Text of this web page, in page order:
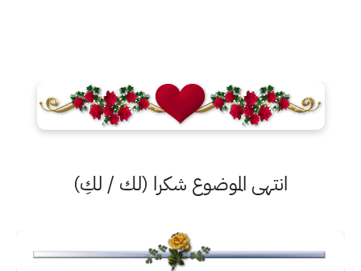
انتهى الموضوع شكرا (لك / لكِ)